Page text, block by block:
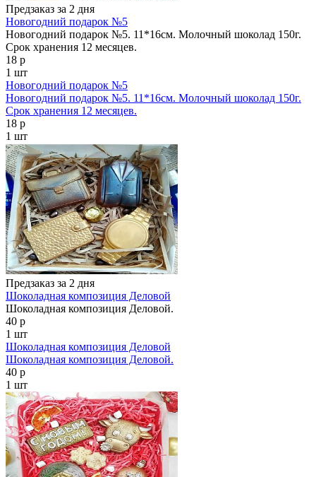
Предзаказ за 2 дня
Новогодний подарок №5
Новогодний подарок №5. 11*16см. Молочный шоколад 150г.
Срок хранения 12 месяцев.
18 р
1 шт
Новогодний подарок №5
Новогодний подарок №5. 11*16см. Молочный шоколад 150г.
Срок хранения 12 месяцев.
18 р
1 шт
Предзаказ за 2 дня
Шоколадная композиция Деловой
Шоколадная композиция Деловой.
40 р
1 шт
Шоколадная композиция Деловой
Шоколадная композиция Деловой.
40 р
1 шт